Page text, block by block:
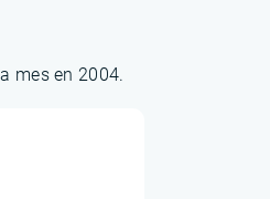
mes en 2004.